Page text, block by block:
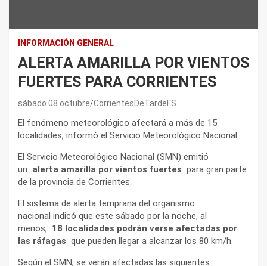
INFORMACIÓN GENERAL
ALERTA AMARILLA POR VIENTOS
FUERTES PARA CORRIENTES
sábado 08 octubre CorrientesDeTardeFS
El fenómeno meteorológico afectará a más de 15
localidades, informó el Servicio Meteorológico Nacional.
El Servicio Meteorológico Nacional (SMN) emitió
un alerta amarilla por vientos fuertes para gran parte
de la provincia de Corrientes.
El sistema de alerta temprana del organismo
nacional indicó que este sábado por la noche, al
menos, 18 localidades podrán verse afectadas por
las ráfagas que pueden llegar a alcanzar los 80 km/h.
Según el SMN, se verán afectadas las siguientes